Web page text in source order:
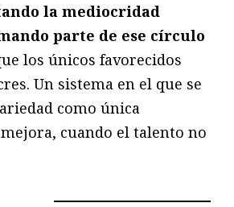
la mediocridad
parte de ese círculo
los únicos favorecidos
Un sistema en el que se
como única
cuando el talento no